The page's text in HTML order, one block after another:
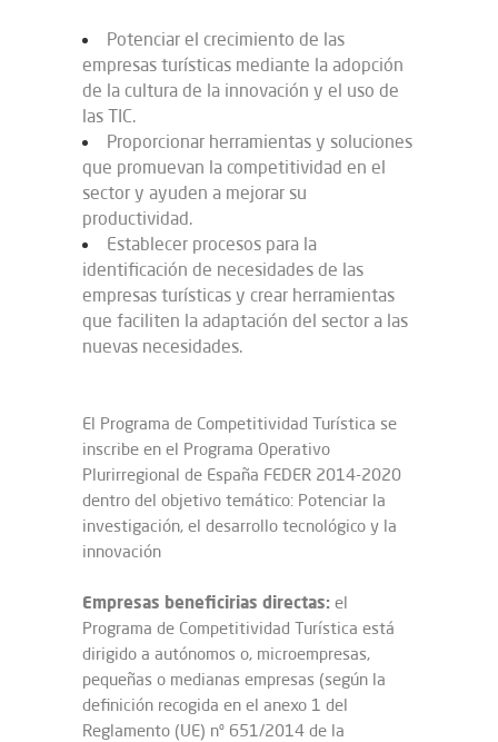
Potenciar el crecimiento de las
empresas turísticas mediante la adopción
de la cultura de la innovación y el uso de
las TIC.
Proporcionar herramientas y soluciones
que promuevan la competitividad en el
sector y ayuden a mejorar su
productividad.
Establecer procesos para la
identificación de necesidades de las
empresas turísticas y crear herramientas
que faciliten la adaptación del sector a las
nuevas necesidades.
El Programa de Competitividad Turística se
inscribe en el Programa Operativo
Plurirregional de España FEDER 2014-2020
dentro del objetivo temático: Potenciar la
investigación, el desarrollo tecnológico y la
innovación
Empresas beneficirias directas: el
Programa de Competitividad Turística está
dirigido a autónomos o, microempresas,
pequeñas o medianas empresas (según la
definición recogida en el anexo 1 del
Reglamento (UE) nº 651/2014 de la